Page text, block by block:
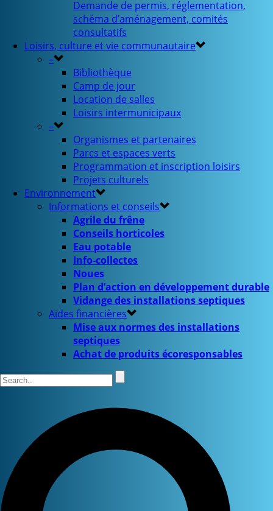
Demande de permis, réglementation,
schéma d’aménagement, comités
consultatifs
Loisirs, culture et vie communautaire
–
Bibliothèque
Camp de jour
Location de salles
Loisirs intermunicipaux
–
Organismes et partenaires
Parcs et espaces verts
Programmation et inscription loisirs
Projets culturels
Environnement
Informations et conseils
Agrile du frêne
Conseils horticoles
Eau potable
Info-collectes
Noues
Plan d’action en développement durable
Vidange des installations septiques
Aides financières
Mise aux normes des installations
septiques
Achat de produits écoresponsables